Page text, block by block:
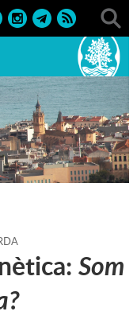
Som